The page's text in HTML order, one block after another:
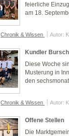
feierliche
am 18.
Chronik & Wissen Autor:
Kundler
Diese Woche
Musterung in
den
Chronik & Wissen Autor:
Offene Stellen
Die